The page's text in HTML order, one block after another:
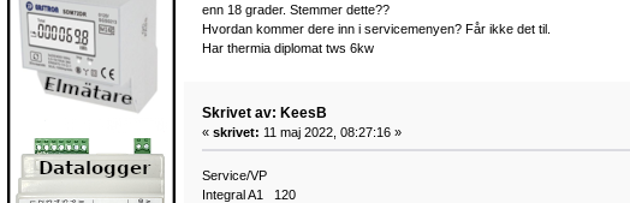
enn 18 grader. Stemmer dette??
Hvordan kommer dere inn i servicemenyen? Får ikke det til.
Har thermia diplomat tws 6kw
Skrivet av: KeesB
« skrivet: 11 maj 2022, 08:27:16 »
Service/VP
Integral A1 120